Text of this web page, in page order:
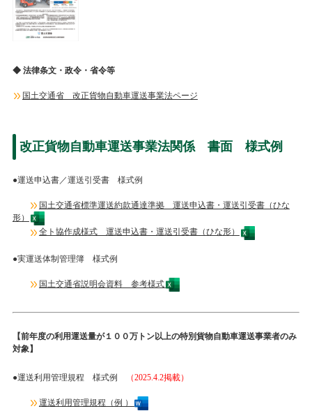
◆ 法律条文・政令・省令等
国土交通省 改正貨物自動車運送事業法ページ
改正貨物自動車運送事業法関係 書面 様式例
●運送申込書／運送引受書 様式例
国土交通省標準運送約款通達準拠 運送申込書・運送引受書（ひな
形）
全ト協作成様式 運送申込書・運送引受書（ひな形）
●実運送体制管理簿 様式例
国土交通省説明会資料 参考様式
【前年度の利用運送量が１００万トン以上の特別貨物自動車運送事業者のみ
対象】
●運送利用管理規程 様式例 （2025.4.2掲載）
運送利用管理規程（例 ）